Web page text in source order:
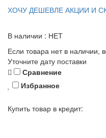
ХОЧУ ДЕШЕВЛЕ АКЦИИ И
В наличии : НЕТ
Если товара нет в наличии,
Уточните дату поставки
Сравнение
Избранное
Купить товар в кредит: